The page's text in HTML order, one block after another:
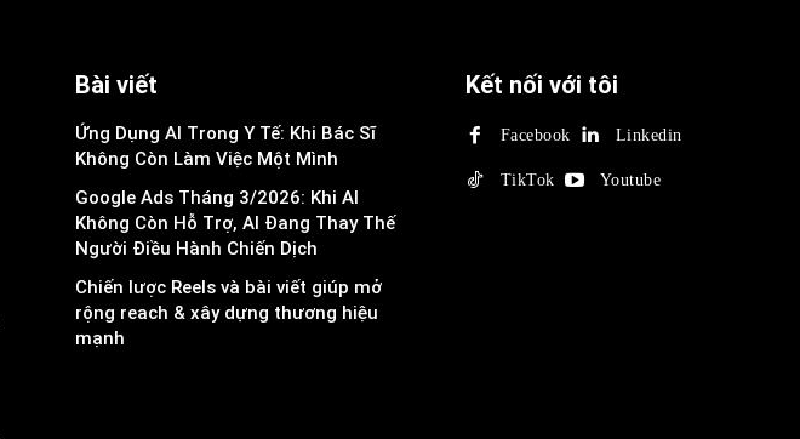
Bài viết
Ứng Dụng AI Trong Y Tế: Khi Bác Sĩ
Không Còn Làm Việc Một Mình
Google Ads Tháng 3/2026: Khi AI
Không Còn Hỗ Trợ, AI Đang Thay Thế
Người Điều Hành Chiến Dịch
Chiến lược Reels và bài viết giúp mở
rộng reach & xây dựng thương hiệu
mạnh
Kết nối với tôi
Facebook Linkedin
TikTok Youtube